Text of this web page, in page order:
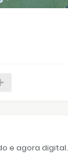
e agora digital.